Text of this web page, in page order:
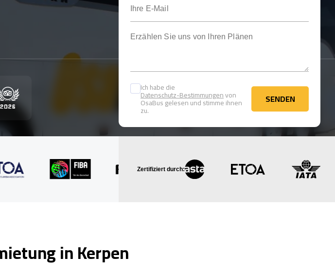
Ich habe die
Datenschutz-Bestimmungenvon
OsaBus gelesen und stimme ihnen
zu.
SENDEN
SENDEN
Zertifiziert durch:
in Kerpen